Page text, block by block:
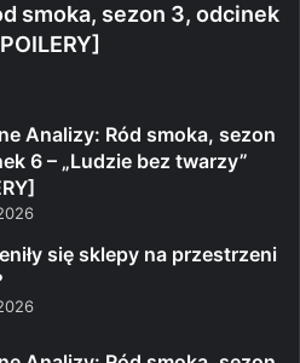
smoka, sezon 3, odcinek
Analizy: Ród smoka, sezon
6 – „Ludzie bez twarzy”
się sklepy na przestrzeni